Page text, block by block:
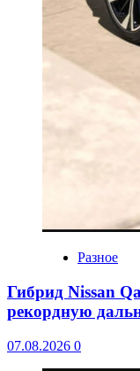
Разное
Гибрид Nissan
рекордную
07.08.2026 0